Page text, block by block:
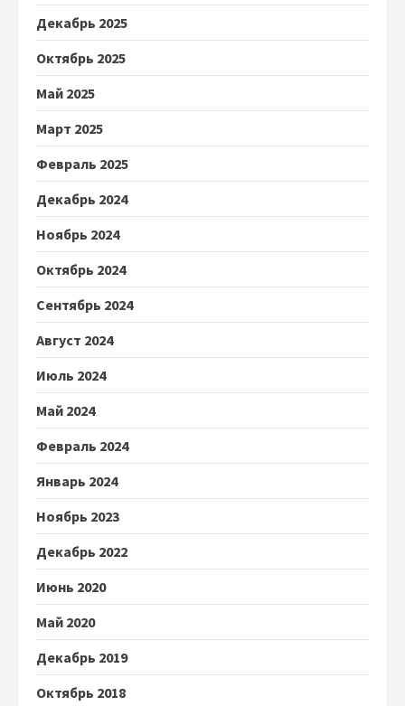
Декабрь 2025
Октябрь 2025
Май 2025
Март 2025
Февраль 2025
Декабрь 2024
Ноябрь 2024
Октябрь 2024
Сентябрь 2024
Август 2024
Июль 2024
Май 2024
Февраль 2024
Январь 2024
Ноябрь 2023
Декабрь 2022
Июнь 2020
Май 2020
Декабрь 2019
Октябрь 2018